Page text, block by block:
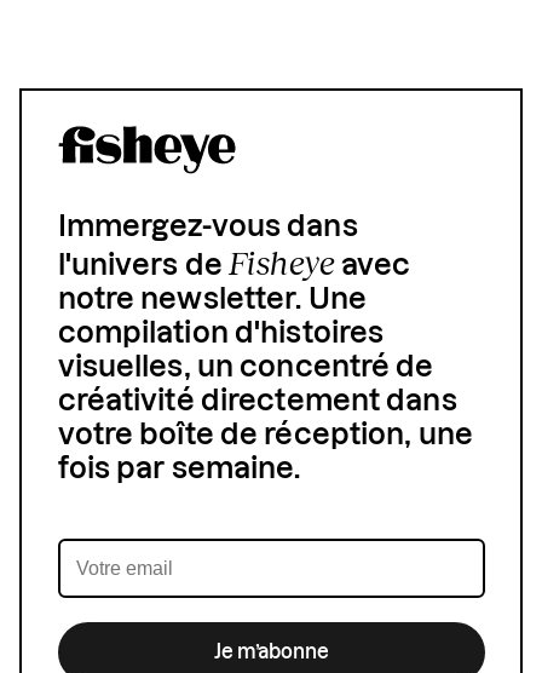
Immergez-vous dans
l'univers deFisheyeavec
notre newsletter. Une
compilation d'histoires
visuelles, un concentré de
créativité directement dans
votre boîte de réception, une
fois par semaine.
Je m’abonne